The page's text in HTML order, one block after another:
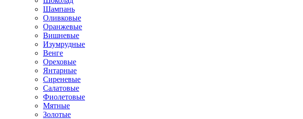
Шампань
Оливковые
Оранжевые
Вишневые
Изумрудные
Венге
Ореховые
Янтарные
Сиреневые
Салатовые
Фиолетовые
Мятные
Золотые